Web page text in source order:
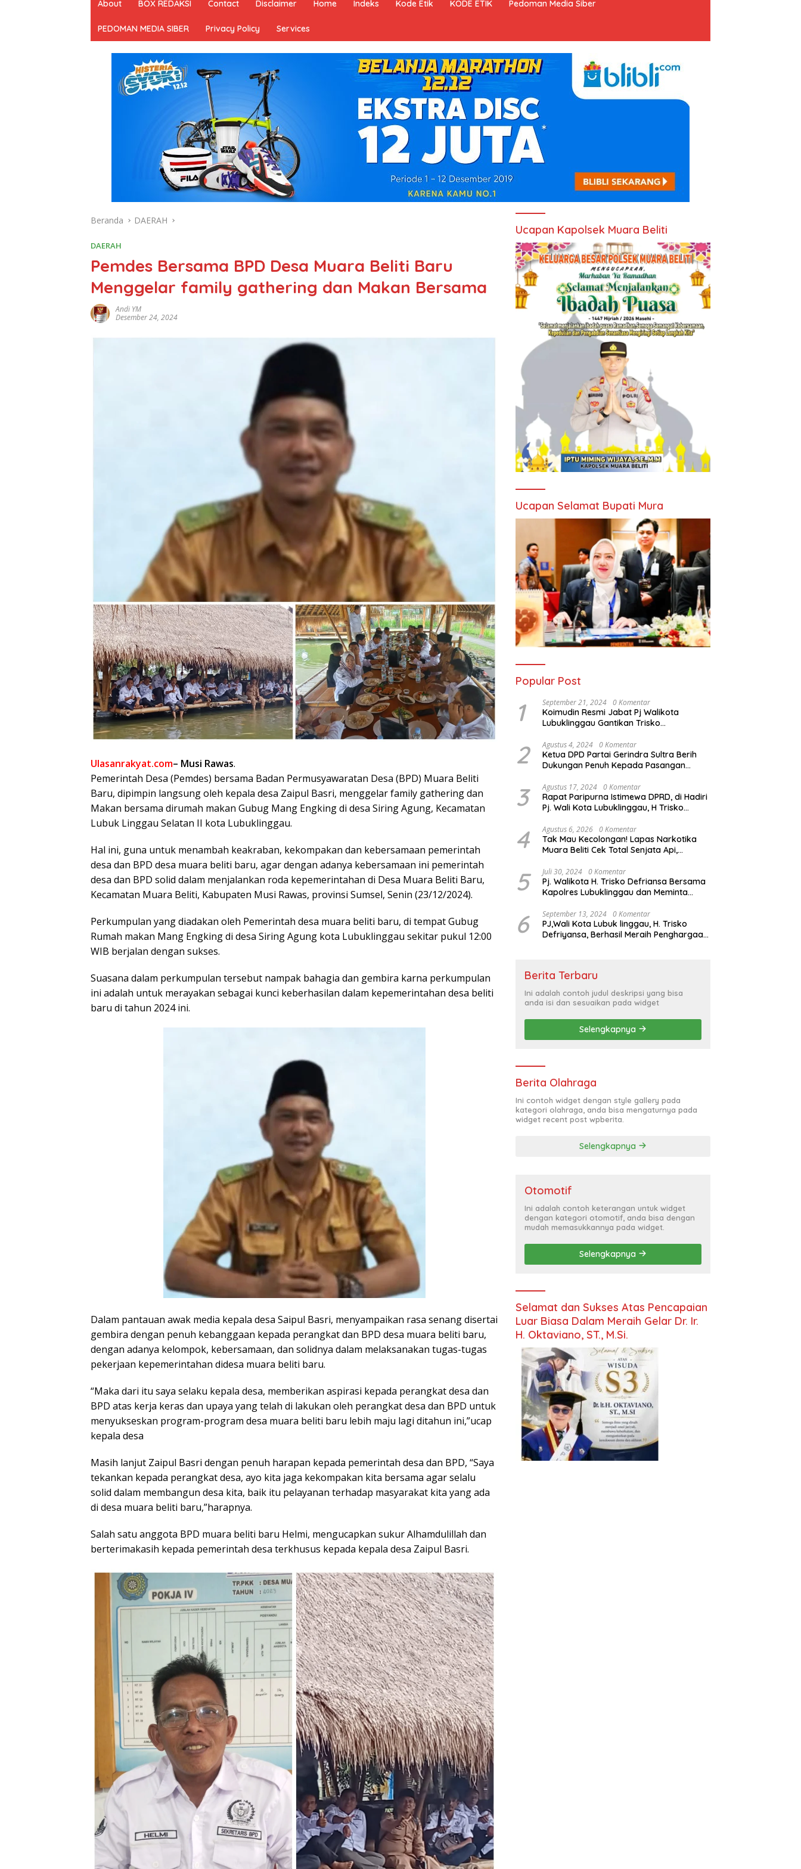
About BOX REDAKSI Contact Disclaimer Home Indeks Kode Etik KODE ETIK Pedoman Media Siber
PEDOMAN MEDIA SIBER Privacy Policy Services
Beranda DAERAH
DAERAH
Pemdes Bersama BPD Desa Muara Beliti Baru
Menggelar family gathering dan Makan Bersama
Andi YM
Desember 24, 2024
Ulasanrakyat.com– Musi Rawas.
Pemerintah Desa (Pemdes) bersama Badan Permusyawaratan Desa (BPD) Muara Beliti
Baru, dipimpin langsung oleh kepala desa Zaipul Basri, menggelar family gathering dan
Makan bersama dirumah makan Gubug Mang Engking di desa Siring Agung, Kecamatan
Lubuk Linggau Selatan II kota Lubuklinggau.
Hal ini, guna untuk menambah keakraban, kekompakan dan kebersamaan pemerintah
desa dan BPD desa muara beliti baru, agar dengan adanya kebersamaan ini pemerintah
desa dan BPD solid dalam menjalankan roda kepemerintahan di Desa Muara Beliti Baru,
Kecamatan Muara Beliti, Kabupaten Musi Rawas, provinsi Sumsel, Senin (23/12/2024).
Perkumpulan yang diadakan oleh Pemerintah desa muara beliti baru, di tempat Gubug
Rumah makan Mang Engking di desa Siring Agung kota Lubuklinggau sekitar pukul 12:00
WIB berjalan dengan sukses.
Suasana dalam perkumpulan tersebut nampak bahagia dan gembira karna perkumpulan
ini adalah untuk merayakan sebagai kunci keberhasilan dalam kepemerintahan desa beliti
baru di tahun 2024 ini.
Dalam pantauan awak media kepala desa Saipul Basri, menyampaikan rasa senang disertai
gembira dengan penuh kebanggaan kepada perangkat dan BPD desa muara beliti baru,
dengan adanya kelompok, kebersamaan, dan solidnya dalam melaksanakan tugas-tugas
pekerjaan kepemerintahan didesa muara beliti baru.
“Maka dari itu saya selaku kepala desa, memberikan aspirasi kepada perangkat desa dan
BPD atas kerja keras dan upaya yang telah di lakukan oleh perangkat desa dan BPD untuk
menyukseskan program-program desa muara beliti baru lebih maju lagi ditahun ini,”ucap
kepala desa
Masih lanjut Zaipul Basri dengan penuh harapan kepada pemerintah desa dan BPD, “Saya
tekankan kepada perangkat desa, ayo kita jaga kekompakan kita bersama agar selalu
solid dalam membangun desa kita, baik itu pelayanan terhadap masyarakat kita yang ada
di desa muara beliti baru,”harapnya.
Salah satu anggota BPD muara beliti baru Helmi, mengucapkan sukur Alhamdulillah dan
berterimakasih kepada pemerintah desa terkhusus kepada kepala desa Zaipul Basri.
Ucapan Kapolsek Muara Beliti
Ucapan Selamat Bupati Mura
Popular Post
1 September 21, 2024 0 Komentar
Koimudin Resmi Jabat Pj Walikota
Lubuklinggau Gantikan Trisko
2 Agustus 4, 2024 0 Komentar
Ketua DPD Partai Gerindra Sultra Berih
Dukungan Penuh Kepada Pasangan
Konawe (HADIR) di Pilkada Konawe 2024
3 Agustus 17, 2024 0 Komentar
Rapat Paripurna Istimewa DPRD, di Hadiri
Pj. Wali Kota Lubuklinggau, H Trisko
Mendengarkan Pidato Kenegaraan
Presiden RI Dalam Rangka HUT ke-79
4 Agustus 6, 2026 0 Komentar
Tak Mau Kecolongan! Lapas Narkotika
Muara Beliti Cek Total Senjata Api,
Jam
5 Juli 30, 2024 0 Komentar
Pj. Walikota H. Trisko Defriansa Bersama
Kapolres Lubuklinggau dan Meminta
Hajatan Politik
6 September 13, 2024 0 Komentar
PJ,Wali Kota Lubuk linggau, H. Trisko
Defriyansa, Berhasil Meraih Penghargaan
Berita Terbaru
Ini adalah contoh judul deskripsi yang bisa
anda isi dan sesuaikan pada widget
Selengkapnya
Berita Olahraga
Ini contoh widget dengan style gallery pada
kategori olahraga, anda bisa mengaturnya pada
widget recent post wpberita.
Selengkapnya
Otomotif
Ini adalah contoh keterangan untuk widget
dengan kategori otomotif, anda bisa dengan
mudah memasukkannya pada widget.
Selengkapnya
Selamat dan Sukses Atas Pencapaian
Luar Biasa Dalam Meraih Gelar Dr. Ir.
H. Oktaviano, ST., M.Si.